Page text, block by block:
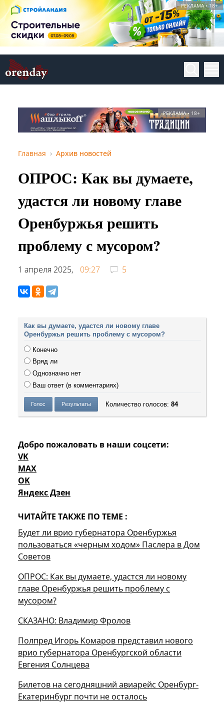
РЕКЛАМА • 18+
РЕКЛАМА • 18+
Главная Архив новостей
ОПРОС: Как вы думаете,
удастся ли новому главе
Оренбуржья решить
проблему с мусором?
1 апреля 2025, 09:27 5
Как вы думаете, удастся ли новому главе
Оренбуржья решить проблему с мусором?
Конечно
Вряд ли
Однозначно нет
Ваш ответ (в комментариях)
Количество голосов: 84
Добро пожаловать в наши соцсети:
VK
MAX
OK
Яндекс Дзен
ЧИТАЙТЕ ТАКЖЕ ПО ТЕМЕ :
Будет ли врио губернатора Оренбуржья
пользоваться «черным ходом» Паслера в Дом
Советов
ОПРОС: Как вы думаете, удастся ли новому
главе Оренбуржья решить проблему с
мусором?
СКАЗАНО: Владимир Фролов
Полпред Игорь Комаров представил нового
врио губернатора Оренбургской области
Евгения Солнцева
Билетов на сегодняшний авиарейс Оренбург-
Екатеринбург почти не осталось